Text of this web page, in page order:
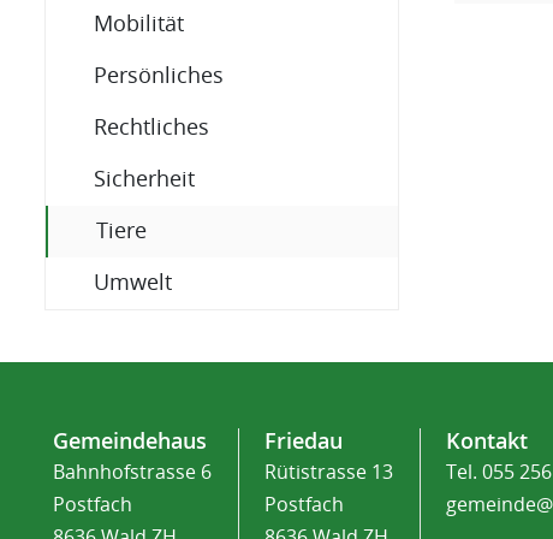
Mobilität
Persönliches
Rechtliches
Sicherheit
Tiere(ausgewählt)
Umwelt
Gemeindehaus
Bahnhofstrasse 6
Postfach
Friedau
Rütistrasse 13
Postfach
Kontakt
Tel. 055